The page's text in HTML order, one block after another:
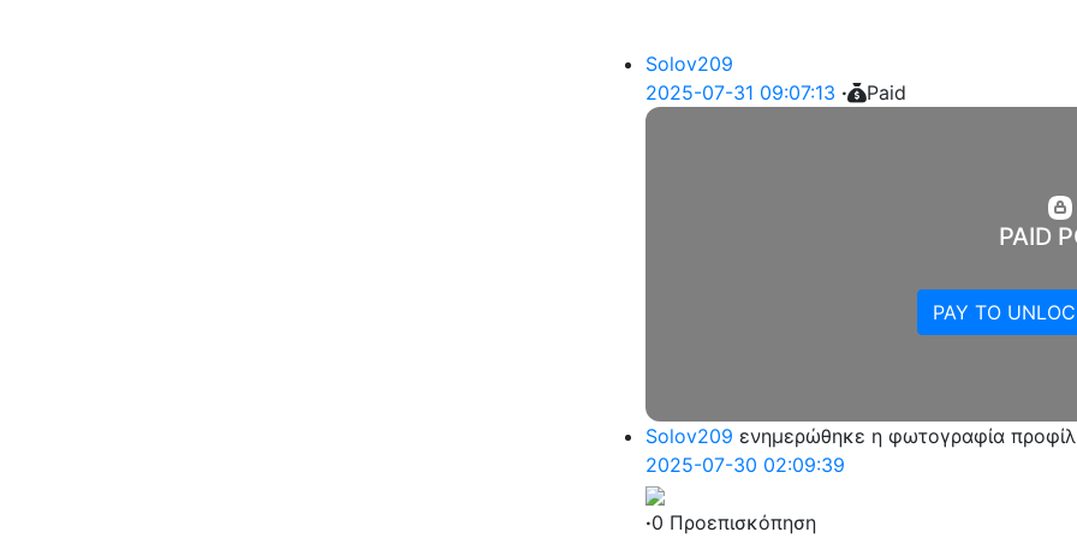
Solov209
2025-07-31 09:07:13 · Paid
PAID
PAY TO
Solov209 ενημερώθηκε η φωτογραφία προφίλ
2025-07-30 02:09:39
·0 Προεπισκόπηση